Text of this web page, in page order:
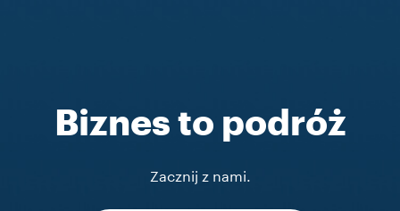
Biznes to podróż
Zacznij z nami.